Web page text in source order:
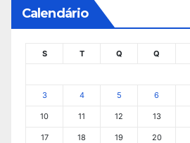
Calendário
S T Q Q
3 4 5 6
10 11 12 13
17 18 19 20